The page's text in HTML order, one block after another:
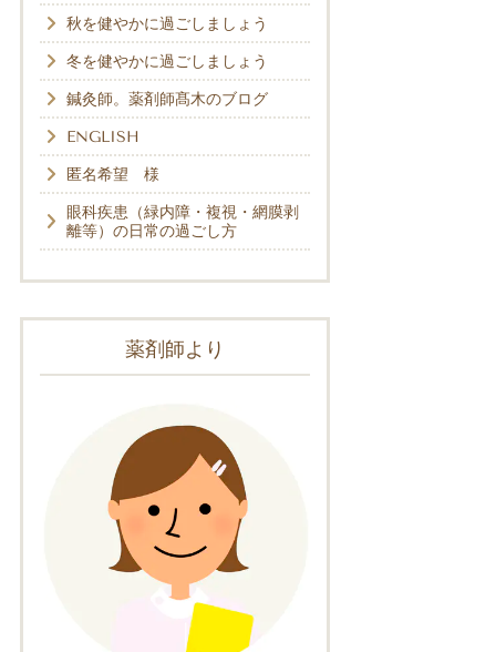
秋を健やかに過ごしましょう
冬を健やかに過ごしましょう
鍼灸師。薬剤師髙木のブログ
ENGLISH
匿名希望 様
眼科疾患（緑内障・複視・網膜剥
離等）の日常の過ごし方
薬剤師より